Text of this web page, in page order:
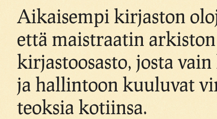
Aikaisempi kirjaston
että maistraatin
kirjastoosasto, josta
ja hallintoon kuuluvat
teoksia kotiinsa.